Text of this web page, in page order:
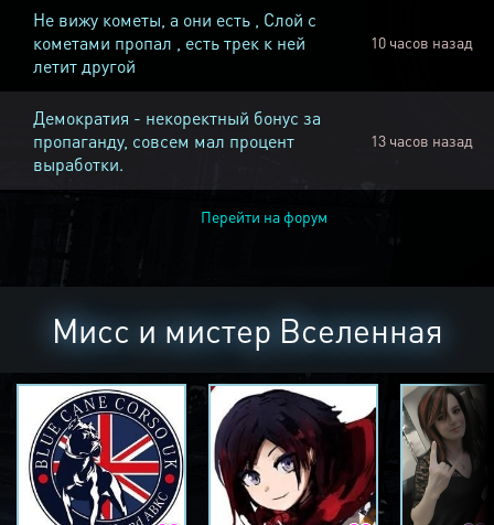
Не вижу кометы, а они есть , Слой с
кометами пропал , есть трек к ней
летит другой
10 часов назад
Демократия - некоректный бонус за
пропаганду, совсем мал процент
выработки.
13 часов назад
Перейти на форум
Мисс и мистер Вселенная